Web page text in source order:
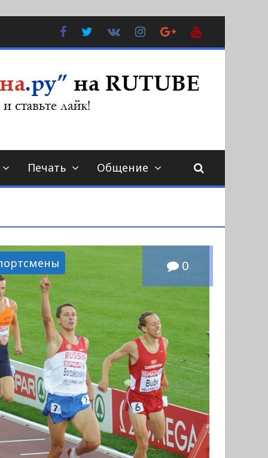
FacebookTwitter
Контакте
Instagram
Google
Plus
Печать Общение
0